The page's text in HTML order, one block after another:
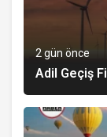
2 gün önce
Adil Geçiş